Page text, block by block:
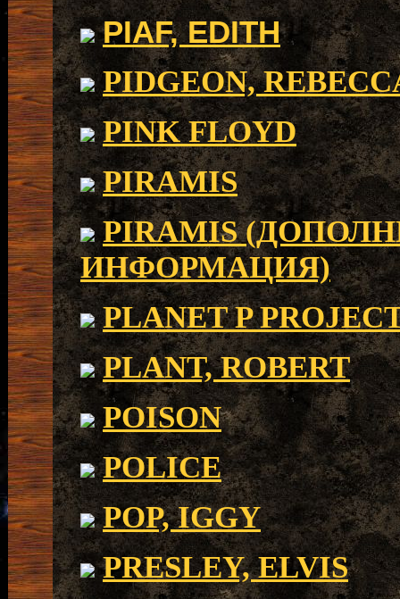
PIAF, EDITH
PIDGEON,
PINK FLOYD
PIRAMIS
PIRAMIS
ИНФОРМАЦИЯ)
PLANET P
PLANT, ROBERT
POISON
POLICE
POP, IGGY
PRESLEY, ELVIS